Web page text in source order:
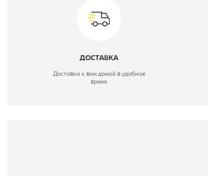
ДОСТАВКА
Доставка к вам домой в удобное
время